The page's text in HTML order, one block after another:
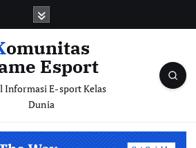
Esport
Informasi E-sport Kelas
Dunia